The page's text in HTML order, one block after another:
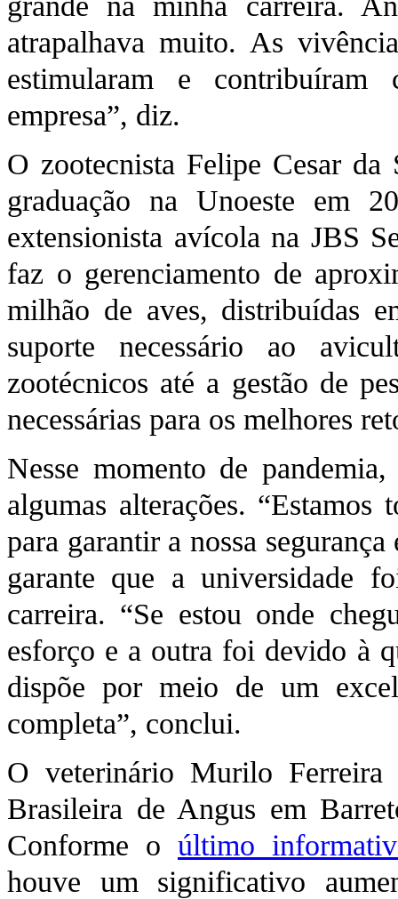
atrapalhava muito. As
estimularam e
empresa”, diz.
O zootecnista Felipe Cesar
graduação na Unoeste em
extensionista avícola na JBS
faz o gerenciamento de
milhão de aves, distribuídas
suporte necessário ao
zootécnicos até a gestão de
necessárias para os melhores
Nesse momento de
algumas alterações.
para garantir a nossa
garante que a universidade
carreira. “Se estou onde
esforço e a outra foi devido à
dispõe por meio de um
completa”, conclui.
O veterinário Murilo Ferreira
Brasileira de Angus em
Conforme o último
houve um significativo